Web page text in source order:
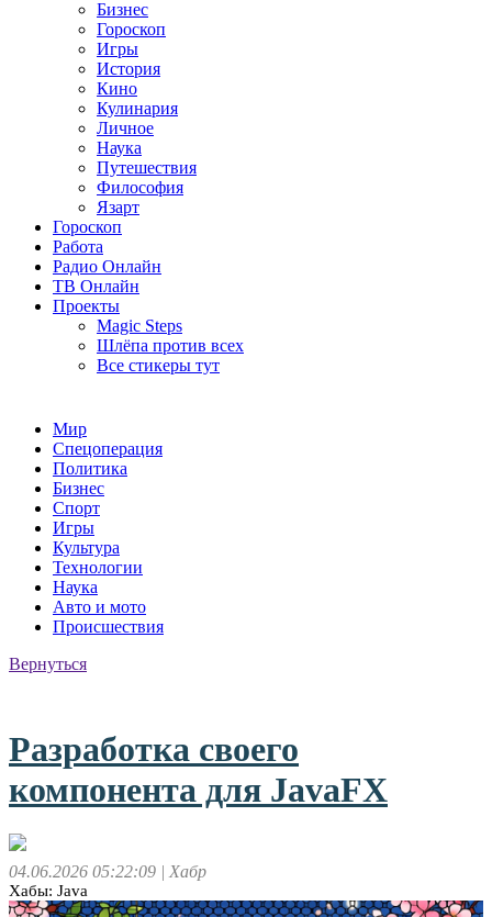
Бизнес
Гороскоп
Игры
История
Кино
Кулинария
Личное
Наука
Путешествия
Философия
Язарт
Гороскоп
Работа
Радио Онлайн
ТВ Онлайн
Проекты
Magic Steps
Шлёпа против всех
Все стикеры тут
Мир
Спецоперация
Политика
Бизнес
Спорт
Игры
Культура
Технологии
Наука
Авто и мото
Происшествия
Вернуться
Разработка своего
компонента для JavaFX
04.06.2026 05:22:09 | Хабр
Хабы: Java